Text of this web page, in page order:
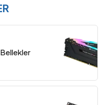
Bellekler